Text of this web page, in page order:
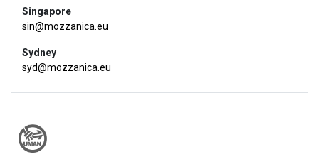
Singapore
sin@mozzanica.eu
Sydney
syd@mozzanica.eu